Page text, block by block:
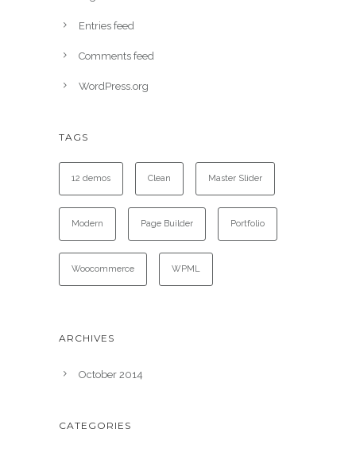
Entries feed
Comments feed
WordPress.org
TAGS
12 demos Clean Master Slider
Modern Page Builder Portfolio
Woocommerce WPML
ARCHIVES
October 2014
CATEGORIES